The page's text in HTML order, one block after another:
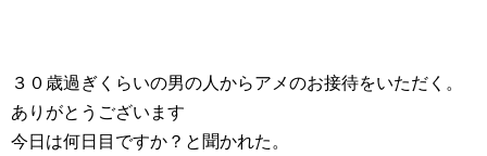
３０歳過ぎくらいの男の人からアメのお接待をいただく。
ありがとうございます
今日は何日目ですか？と聞かれた。